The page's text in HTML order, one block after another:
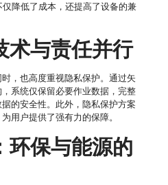
降低了成本，还提高了设备的兼
术与责任并行
，也高度重视隐私保护。通过矢
系统仅保留必要作业数据，完整
的安全性。此外，隐私保护方案
用户提供了强有力的保障。
环保与能源的